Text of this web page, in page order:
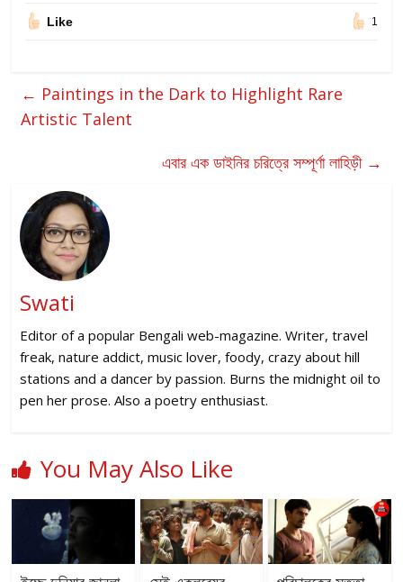
Like 1
← Paintings in the Dark to Highlight Rare
Artistic Talent
এবার এক ডাইনির চরিত্রে সম্পূর্ণা লাহিড়ী →
Swati
Editor of a popular Bengali web-magazine. Writer, travel
freak, nature addict, music lover, foody, crazy about hill
stations and a dancer by passion. Burns the midnight oil to
pen her prose. Also a poetry enthusiast.
You May Also Like